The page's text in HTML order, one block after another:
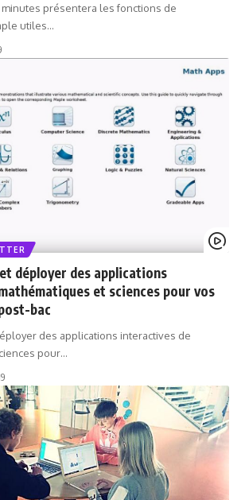
présentera les fonctions de
utiles…
déployer des applications
et sciences pour vos
bac
des applications interactives de
pour…